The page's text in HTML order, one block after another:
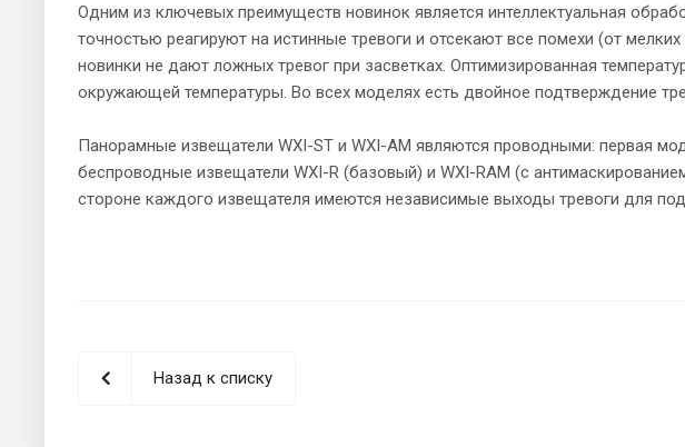
Одним из ключевых преимуществ новинок является интеллектуальная
точностью реагируют на истинные тревоги и отсекают все помехи (от
новинки не дают ложных тревог при засветках. Оптимизированная
окружающей температуры. Во всех моделях есть двойное подтверждение
Панорамные извещатели WXI-ST и WXI-AM являются проводными: первая
беспроводные извещатели WXI-R (базовый) и WXI-RAM (с
стороне каждого извещателя имеются независимые выходы тревоги для
Назад к списку